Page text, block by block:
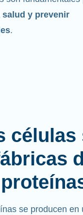
salud y prevenir
.
células
se producen en